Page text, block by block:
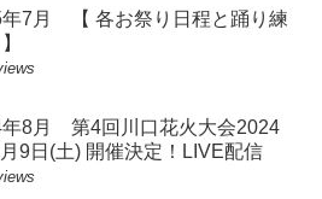
年7月 【 各お祭り日程と踊り練
年8月 第4回川口花火大会2024
9日(土) 開催決定！LIVE配信